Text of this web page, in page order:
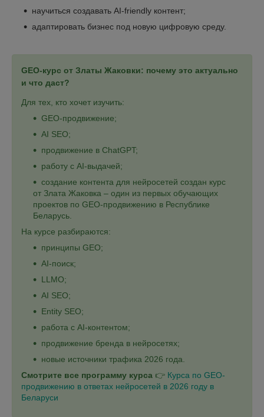
научиться создавать AI-friendly контент;
адаптировать бизнес под новую цифровую среду.
GEO‑курс от Златы Жаковки: почему это актуально
и что даст?
Для тех, кто хочет изучить:
GEO-продвижение;
AI SEO;
продвижение в ChatGPT;
работу с AI-выдачей;
создание контента для нейросетей создан курс
от Злата Жаковка – один из первых обучающих
проектов по GEO-продвижению в Республике
Беларусь.
На курсе разбираются:
принципы GEO;
AI-поиск;
LLMO;
AI SEO;
Entity SEO;
работа с AI-контентом;
продвижение бренда в нейросетях;
новые источники трафика 2026 года.
Смотрите все программу курса 👉 Курса по GEO-
продвижению в ответах нейросетей в 2026 году в
Беларуси